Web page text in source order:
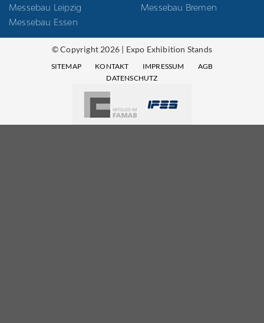
Messebau Leipzig
Messebau Essen
Messebau Bremen
© Copyright 2026 | Expo Exhibition Stands
SITEMAP KONTAKT IMPRESSUM
AGB
DATENSCHUTZ